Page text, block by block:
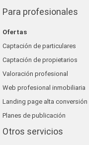
Para profesionales
Ofertas
Captación de particulares
Captación de propietarios
Valoración profesional
Web profesional inmobiliaria
Landing page alta conversión
Planes de publicación
Otros servicios